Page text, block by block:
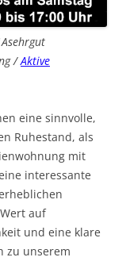
/Aktive
eine sinnvolle,
Ruhestand, als
mit
interessante
auf
und eine klare
zu unserem